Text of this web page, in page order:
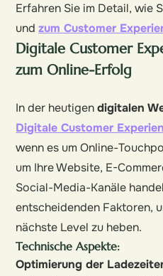
Erfahren Sie im Detail, wie
undzum Customer
Digitale Customer
zum Online-Erfolg
In der heutigendigitalen
Digitale Customer
wenn es um Online-
um Ihre Website, E-
Social-Media-Kanäle
entscheidenden Faktoren,
nächste Level zu heben.
Technische Aspekte:
Optimierung der